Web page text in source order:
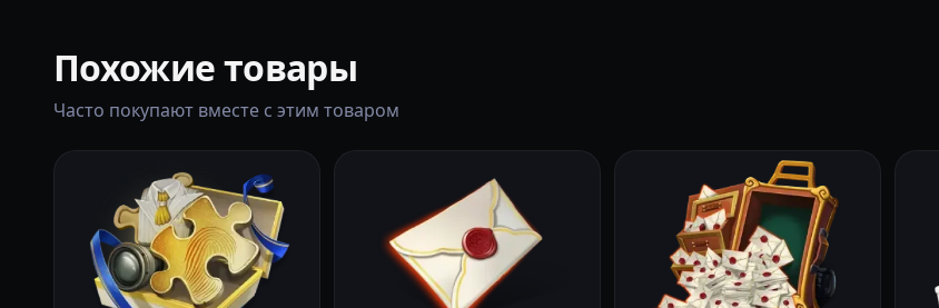
Похожие товары
Часто покупают вместе с этим товаром